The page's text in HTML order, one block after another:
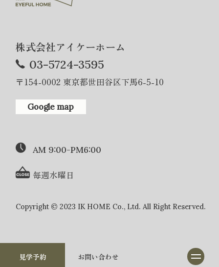
見学予約 お問い合わせ
株式会社アイケーホーム
03-5724-3595
〒154-0002 東京都世田谷区下馬6-5-10
Google map
AM 9:00-PM6:00
毎週水曜日
Copyright © 2023 IK HOME Co., Ltd. All Right Reserved.